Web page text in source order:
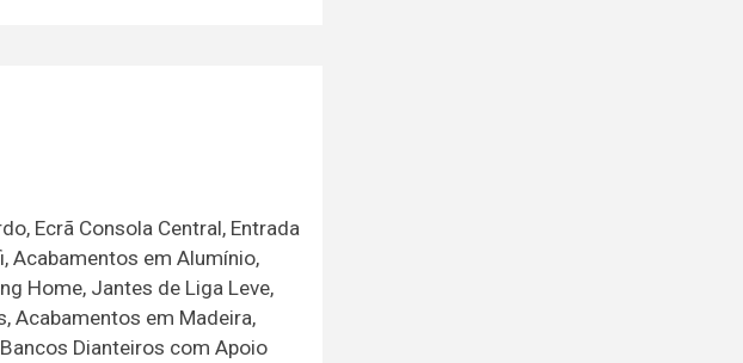
Ecrã Consola Central, Entrada
Acabamentos em Alumínio,
Home, Jantes de Liga Leve,
Acabamentos em Madeira,
Dianteiros com Apoio